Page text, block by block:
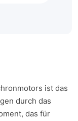
ist das
durch das
das für